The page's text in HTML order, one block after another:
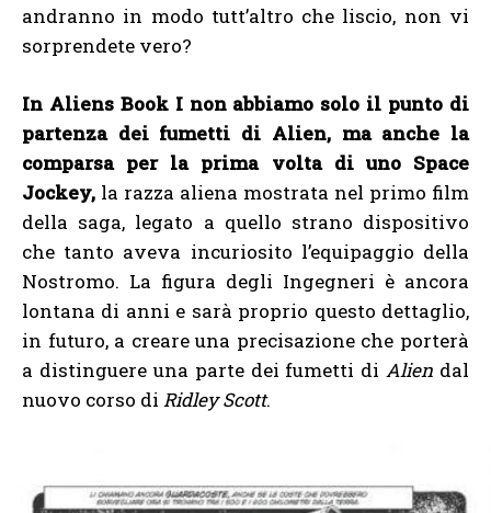
andranno in modo tutt’altro che liscio, non vi
sorprendete vero?
In Aliens Book I non abbiamo solo il punto di
partenza dei fumetti di Alien, ma anche la
comparsa per la prima volta di uno Space
Jockey, la razza aliena mostrata nel primo film
della saga, legato a quello strano dispositivo
che tanto aveva incuriosito l’equipaggio della
Nostromo. La figura degli Ingegneri è ancora
lontana di anni e sarà proprio questo dettaglio,
in futuro, a creare una precisazione che porterà
a distinguere una parte dei fumetti diAlien dal
nuovo corso di Ridley Scott.